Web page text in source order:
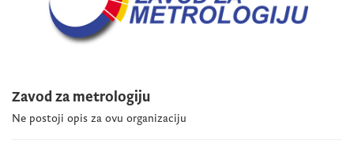
Zavod za metrologiju
Ne postoji opis za ovu organizaciju